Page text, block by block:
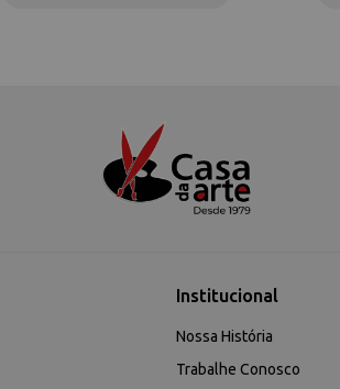
Institucional
Nossa História
Trabalhe Conosco